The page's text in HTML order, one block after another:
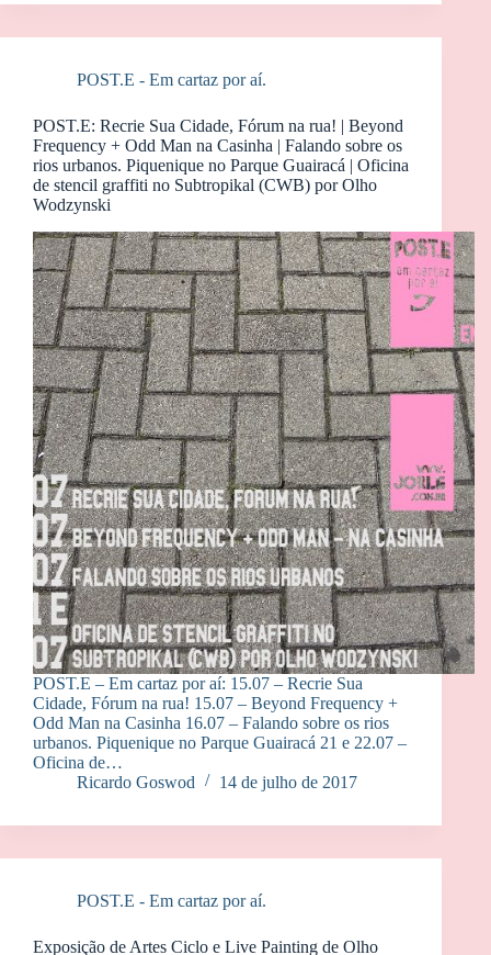
POST.E - Em cartaz por aí.
POST.E: Recrie Sua Cidade, Fórum na rua! | Beyond
Frequency + Odd Man na Casinha | Falando sobre os
rios urbanos. Piquenique no Parque Guairacá | Oficina
de stencil graffiti no Subtropikal (CWB) por Olho
Wodzynski
POST.E – Em cartaz por aí: 15.07 – Recrie Sua
Cidade, Fórum na rua! 15.07 – Beyond Frequency +
Odd Man na Casinha 16.07 – Falando sobre os rios
urbanos. Piquenique no Parque Guairacá 21 e 22.07 –
Oficina de…
Ricardo Goswod
14 de julho de 2017
POST.E - Em cartaz por aí.
Exposição de Artes Ciclo e Live Painting de Olho